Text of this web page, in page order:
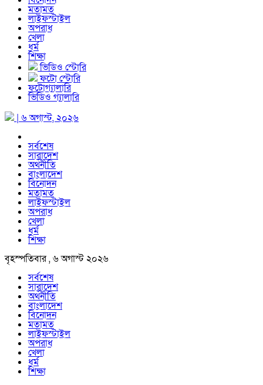
মতামত
লাইফস্টাইল
অপরাধ
খেলা
ধর্ম
শিক্ষা
ভিডিও স্টোরি
ফটো স্টোরি
ফটোগ্যালারি
ভিডিও গ্যালারি
| ৬ অগাস্ট, ২০২৬
সর্বশেষ
সারাদেশ
অর্থনীতি
বাংলাদেশ
বিনোদন
মতামত
লাইফস্টাইল
অপরাধ
খেলা
ধর্ম
শিক্ষা
বৃহস্পতিবার , ৬ অগাস্ট ২০২৬
সর্বশেষ
সারাদেশ
অর্থনীতি
বাংলাদেশ
বিনোদন
মতামত
লাইফস্টাইল
অপরাধ
খেলা
ধর্ম
শিক্ষা